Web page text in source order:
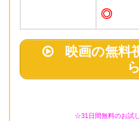
◎
映画の無料
ら
☆31日間無料のお試